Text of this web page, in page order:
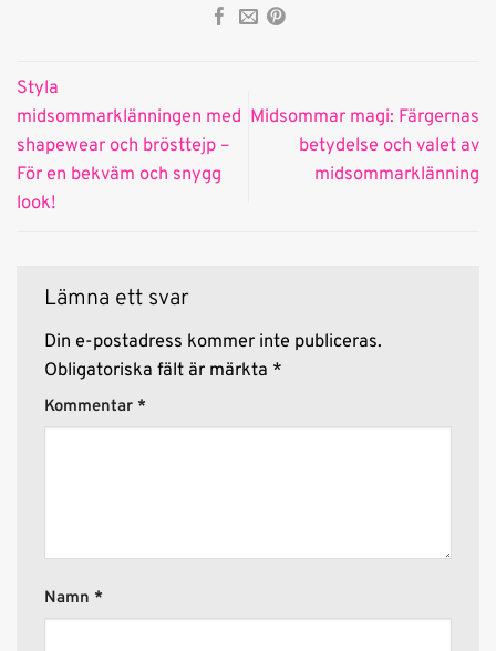
Styla
midsommarklänningen med
shapewear och brösttejp –
För en bekväm och snygg
look!
Midsommar magi: Färgernas
betydelse och valet av
midsommarklänning
Lämna ett svar
Din e-postadress kommer inte publiceras.
Obligatoriska fält är märkta *
Kommentar *
Namn *